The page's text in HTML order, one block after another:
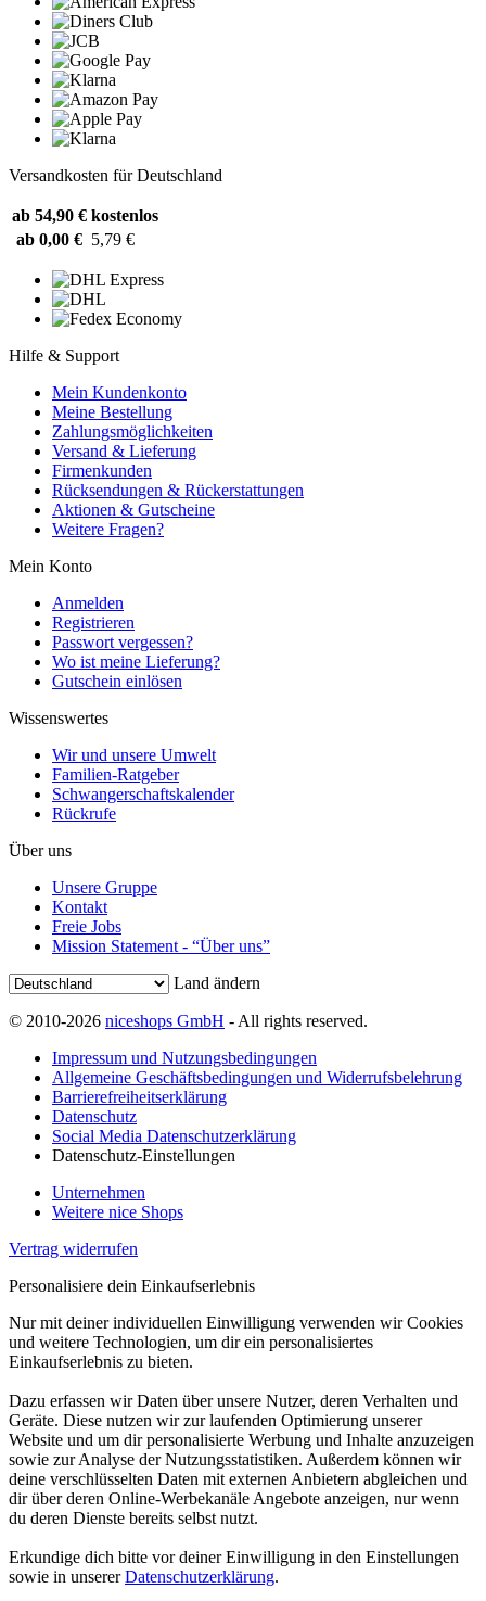
Versandkosten für Deutschland
ab 54,90 € kostenlos
ab 0,00 € 5,79 €
Hilfe & Support
Mein Kundenkonto
Meine Bestellung
Zahlungsmöglichkeiten
Versand & Lieferung
Firmenkunden
Rücksendungen & Rückerstattungen
Aktionen & Gutscheine
Weitere Fragen?
Mein Konto
Anmelden
Registrieren
Passwort vergessen?
Wo ist meine Lieferung?
Gutschein einlösen
Wissenswertes
Wir und unsere Umwelt
Familien-Ratgeber
Schwangerschaftskalender
Rückrufe
Über uns
Unsere Gruppe
Kontakt
Freie Jobs
Mission Statement - “Über uns”
Land ändern
© 2010-2026 niceshops GmbH - All rights reserved.
Impressum und Nutzungsbedingungen
Allgemeine Geschäftsbedingungen und Widerrufsbelehrung
Barrierefreiheitserklärung
Datenschutz
Social Media Datenschutzerklärung
Datenschutz-Einstellungen
Unternehmen
Weitere nice Shops
Vertrag widerrufen
Personalisiere dein Einkaufserlebnis
Nur mit deiner individuellen Einwilligung verwenden wir Cookies
und weitere Technologien, um dir ein personalisiertes
Einkaufserlebnis zu bieten.
Dazu erfassen wir Daten über unsere Nutzer, deren Verhalten und
Geräte. Diese nutzen wir zur laufenden Optimierung unserer
Website und um dir personalisierte Werbung und Inhalte anzuzeigen
sowie zur Analyse der Nutzungsstatistiken. Außerdem können wir
deine verschlüsselten Daten mit externen Anbietern abgleichen und
dir über deren Online-Werbekanäle Angebote anzeigen, nur wenn
du deren Dienste bereits selbst nutzt.
Erkundige dich bitte vor deiner Einwilligung in den Einstellungen
sowie in unsererDatenschutzerklärung.